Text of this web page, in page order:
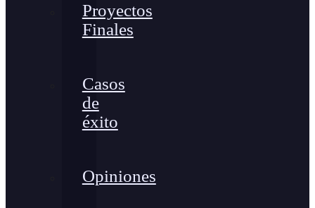
Proyectos
Finales
Casos
de
éxito
Opiniones